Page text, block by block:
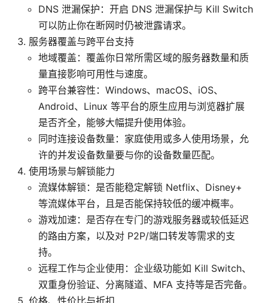
DNS 泄漏保护：开启 DNS 泄漏保护与 Kill Switch
可以防止你在断网时仍被泄露请求。
服务器覆盖与跨平台支持
地域覆盖：覆盖你日常所需区域的服务器数量和质
量直接影响可用性与速度。
跨平台兼容性：Windows、macOS、iOS、
Android、Linux 等平台的原生应用与浏览器扩展
是否齐全，能够大幅提升使用体验。
同时连接设备数量：家庭使用或多人使用场景，允
许的并发设备数量要与你的设备数量匹配。
使用场景与解锁能力
流媒体解锁：是否能稳定解锁 Netflix、Disney+
等流媒体平台，且是否能保持较低的缓冲概率。
游戏加速：是否存在专门的游戏服务器或较低延迟
的路由方案，以及对 P2P/端口转发等需求的支
持。
远程工作与企业使用：企业级功能如 Kill Switch、
双重身份验证、分离隧道、MFA 支持等是否完备。